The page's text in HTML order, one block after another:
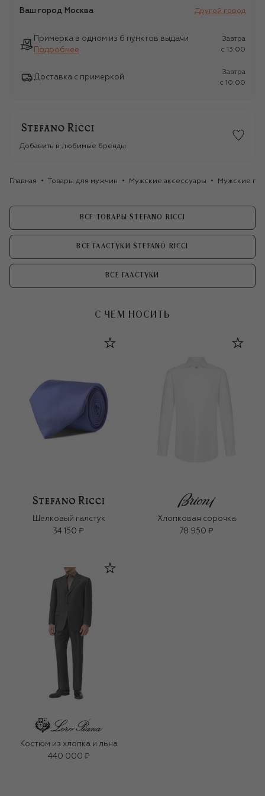
Ваш город Москва Другой город
Примерка в одном из 6 пунктов выдачи
Подробнее
Завтра
c 13:00
Доставка с примеркой
Завтра
c 10:00
Добавить в любимые бренды
Главная Товары для мужчин Мужские аксессуары Мужские
ВСЕ ТОВАРЫ STEFANO RICCI
ВСЕ ГАЛСТУКИ STEFANO RICCI
ВСЕ ГАЛСТУКИ
С ЧЕМ НОСИТЬ
Шелковый галстук
34 150 ₽
Хлопковая сорочка
78 950 ₽
Костюм из хлопка и льна
440 000 ₽